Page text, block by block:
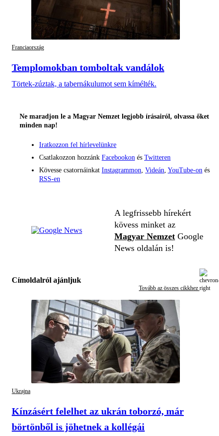
Franciaország
Templomokban tomboltak vandálok
Törtek-zúztak, a tabernákulumot sem kímélték.
Ne maradjon le a Magyar Nemzet legjobb írásairól, olvassa őket
minden nap!
Iratkozzon fel hírlevelünkre
Csatlakozzon hozzánk Facebookon és Twitteren
Kövesse csatornáinkat Instagrammon Videán YouTube-on és
RSS-en
A legfrissebb hírekért
kövess minket az
Magyar Nemzet Google
News oldalán is!
Címoldalról ajánljuk
Tovább az összes cikkhez
Ukrajna
Kínzásért felelhet az ukrán toborzó, már
börtönből is jöhetnek a kollégái